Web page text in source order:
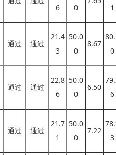
6 0 1
通过 通过
21.4
3
50.0
0
8.67
0
通过 通过
22.8
6
50.0
0
6.50
6
通过 通过
21.7
1
50.0
0
7.22
3